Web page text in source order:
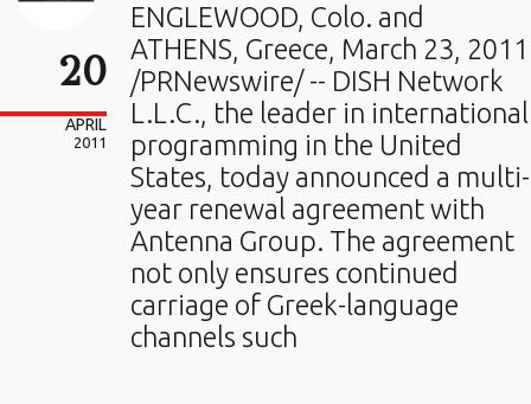
20
APRIL
2011
ENGLEWOOD, Colo. and
ATHENS, Greece, March 23, 2011
/PRNewswire/ -- DISH Network
L.L.C., the leader in international
programming in the United
States, today announced a multi-
year renewal agreement with
Antenna Group. The agreement
not only ensures continued
carriage of Greek-language
channels such